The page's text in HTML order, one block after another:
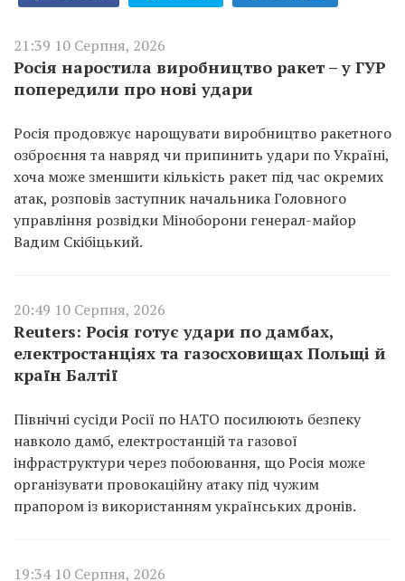
21:39 10 Серпня, 2026
Росія наростила виробництво ракет – у ГУР
попередили про нові удари
Росія продовжує нарощувати виробництво ракетного
озброєння та навряд чи припинить удари по Україні,
хоча може зменшити кількість ракет під час окремих
атак, розповів заступник начальника Головного
управління розвідки Міноборони генерал-майор
Вадим Скібіцький.
20:49 10 Серпня, 2026
Reuters: Росія готує удари по дамбах,
електростанціях та газосховищах Польщі й
країн Балтії
Північні сусіди Росії по НАТО посилюють безпеку
навколо дамб, електростанцій та газової
інфраструктури через побоювання, що Росія може
організувати провокаційну атаку під чужим
прапором із використанням українських дронів.
19:34 10 Серпня, 2026